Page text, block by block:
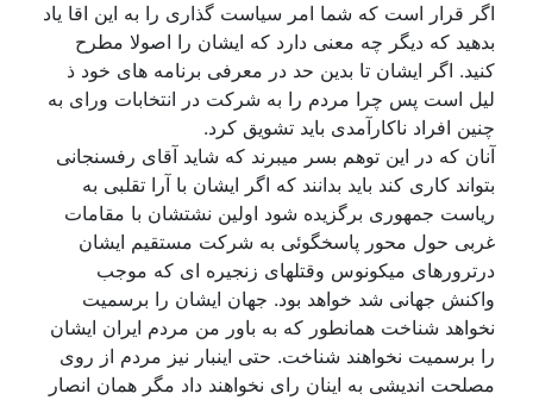
اگر قرار است که شما امر سیاست گذاری را به این اقا یاد
بدهید که دیگر چه معنی دارد که ایشان را اصولا مطرح
کنید. اگر ایشان تا بدین حد در معرفی برنامه های خود ذ
لیل است پس چرا مردم را به شرکت در انتخابات ورای به
چنین افراد ناکارآمدی باید تشویق کرد.
آنان که در این توهم بسر میبرند که شاید آقای رفسنجانی
بتواند کاری کند باید بدانند که اگر ایشان با آرا تقلبی به
ریاست جمهوری برگزیده شود اولین نشتشان با مقامات
غربی حول محور پاسخگوئی به شرکت مستقیم ایشان
درترورهای میکونوس وقتلهای زنجیره ای که موجب
واکنش جهانی شد خواهد بود. جهان ایشان را برسمیت
نخواهد شناخت همانطور که به باور من مردم ایران ایشان
را برسمیت نخواهند شناخت. حتی اینبار نیز مردم از روی
مصلحت اندیشی به اینان رای نخواهند داد مگر همان انصار